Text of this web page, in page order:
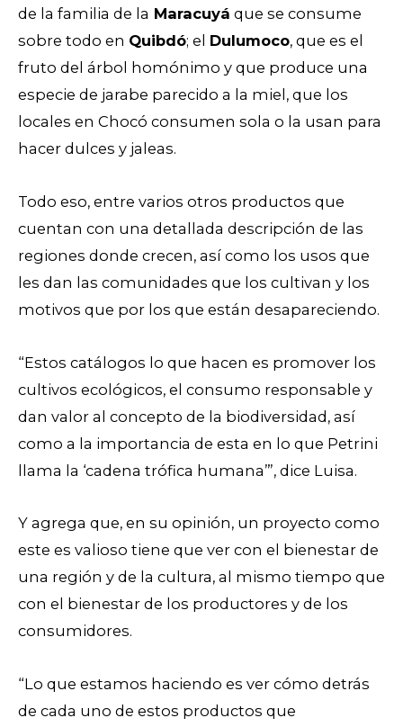
de la familia de la Maracuyá que se consume
sobre todo en Quibdó; el Dulumoco, que es el
fruto del árbol homónimo y que produce una
especie de jarabe parecido a la miel, que los
locales en Chocó consumen sola o la usan para
hacer dulces y jaleas.
Todo eso, entre varios otros productos que
cuentan con una detallada descripción de las
regiones donde crecen, así como los usos que
les dan las comunidades que los cultivan y los
motivos que por los que están desapareciendo.
“Estos catálogos lo que hacen es promover los
cultivos ecológicos, el consumo responsable y
dan valor al concepto de la biodiversidad, así
como a la importancia de esta en lo que Petrini
llama la ‘cadena trófica humana’”, dice Luisa.
Y agrega que, en su opinión, un proyecto como
este es valioso tiene que ver con el bienestar de
una región y de la cultura, al mismo tiempo que
con el bienestar de los productores y de los
consumidores.
“Lo que estamos haciendo es ver cómo detrás
de cada uno de estos productos que